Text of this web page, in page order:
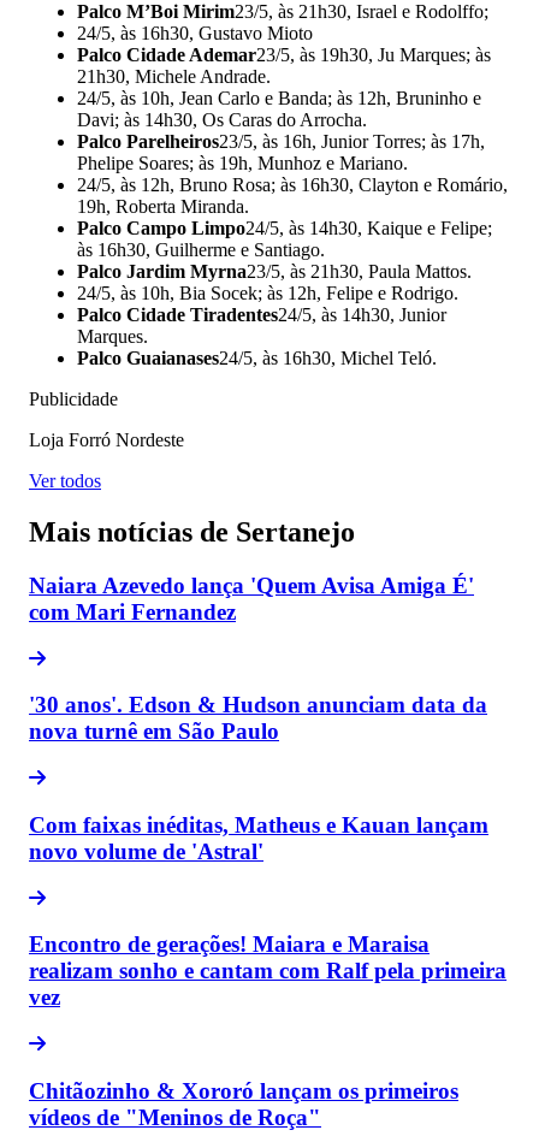
Palco M’Boi Mirim23/5, às 21h30, Israel e Rodolffo;
24/5, às 16h30, Gustavo Mioto
Palco Cidade Ademar23/5, às 19h30, Ju Marques; às
21h30, Michele Andrade.
24/5, às 10h, Jean Carlo e Banda; às 12h, Bruninho e
Davi; às 14h30, Os Caras do Arrocha.
Palco Parelheiros23/5, às 16h, Junior Torres; às 17h,
Phelipe Soares; às 19h, Munhoz e Mariano.
24/5, às 12h, Bruno Rosa; às 16h30, Clayton e Romário,
19h, Roberta Miranda.
Palco Campo Limpo24/5, às 14h30, Kaique e Felipe;
às 16h30, Guilherme e Santiago.
Palco Jardim Myrna23/5, às 21h30, Paula Mattos.
24/5, às 10h, Bia Socek; às 12h, Felipe e Rodrigo.
Palco Cidade Tiradentes24/5, às 14h30, Junior
Marques.
Palco Guaianases24/5, às 16h30, Michel Teló.
Publicidade
Loja Forró Nordeste
Ver todos
Mais notícias de Sertanejo
Naiara Azevedo lança 'Quem Avisa Amiga É'
com Mari Fernandez
'30 anos'. Edson & Hudson anunciam data da
nova turnê em São Paulo
Com faixas inéditas, Matheus e Kauan lançam
novo volume de 'Astral'
Encontro de gerações! Maiara e Maraisa
realizam sonho e cantam com Ralf pela primeira
vez
Chitãozinho & Xororó lançam os primeiros
vídeos de "Meninos de Roça"